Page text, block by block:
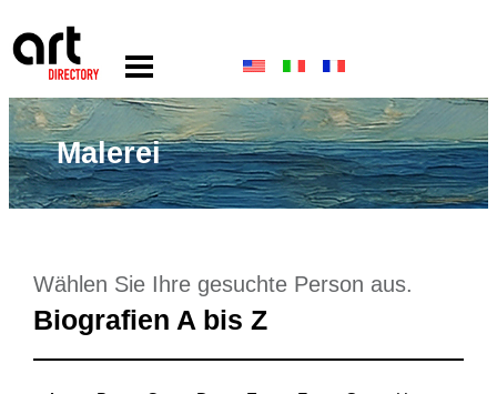
Malerei
Wählen Sie Ihre gesuchte Person aus.
Biografien A bis Z